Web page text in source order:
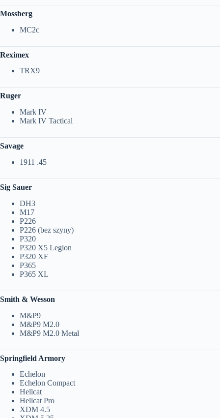
Mossberg
MC2c
Reximex
TRX9
Ruger
Mark IV
Mark IV Tactical
Savage
1911 .45
Sig Sauer
DH3
M17
P226
P226 (bez szyny)
P320
P320 X5 Legion
P320 XF
P365
P365 XL
Smith & Wesson
M&P9
M&P9 M2.0
M&P9 M2.0 Metal
Springfield Armory
Echelon
Echelon Compact
Hellcat
Hellcat Pro
XDM 4.5